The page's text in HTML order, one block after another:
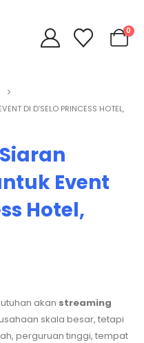
0
DI D’SELO PRINCESS HOTEL,
Event
Hotel,
akan streaming
skala besar, tetapi
perguruan tinggi, tempat